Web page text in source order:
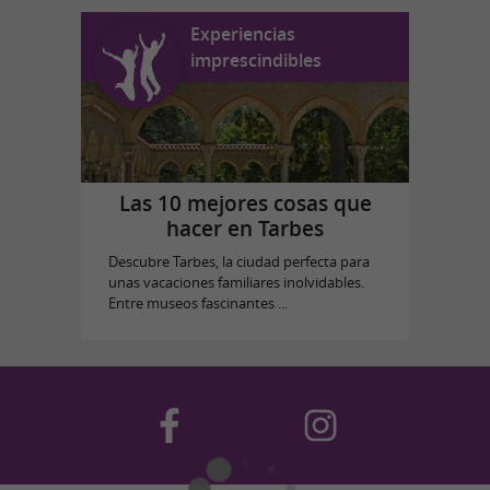
Experiencias
imprescindibles
Las 10 mejores cosas que
hacer en Tarbes
Descubre Tarbes, la ciudad perfecta para
unas vacaciones familiares inolvidables.
Entre museos fascinantes ...